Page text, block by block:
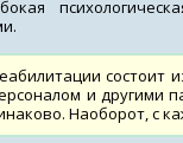
состоит
и другими
Наоборот, с